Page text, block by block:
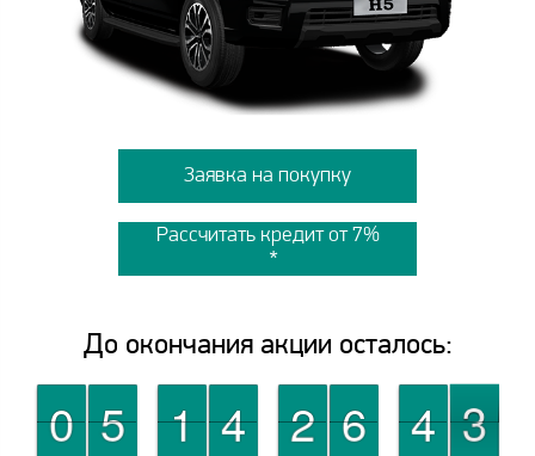
Заявка на покупку
Рассчитать кредит от 7%
До окончания акции осталось:
9
9
0
0 0
0
5
5 0
0
1
1 0
0
4
4 0
0
2
2 0
0
6
6 1
1
4
4 3
2
2